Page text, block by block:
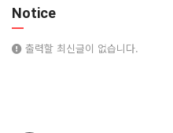
Notice
출력할 최신글이 없습니다.